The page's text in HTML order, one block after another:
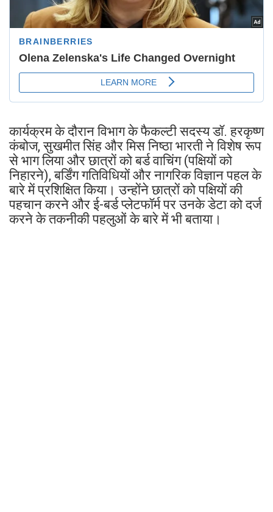
कार्यक्रम के दौरान विभाग के फैकल्टी सदस्य डॉ. हरकृष्ण
कंबोज, सुखमीत सिंह और मिस निष्ठा भारती ने विशेष रूप
से भाग लिया और छात्रों को बर्ड वाचिंग (पक्षियों को
निहारने), बर्डिंग गतिविधियों और नागरिक विज्ञान पहल के
बारे में प्रशिक्षित किया। उन्होंने छात्रों को पक्षियों की
पहचान करने और ई-बर्ड प्लेटफॉर्म पर उनके डेटा को दर्ज
करने के तकनीकी पहलुओं के बारे में भी बताया।